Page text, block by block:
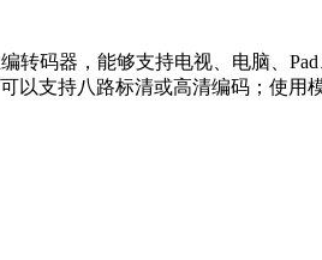
码器，能够支持电视、电脑、
支持八路标清或高清编码；使用